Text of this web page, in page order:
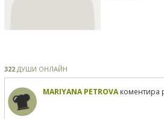
322 ДУШИ ОНЛАЙН
MARIYANA PETROVAкоментира